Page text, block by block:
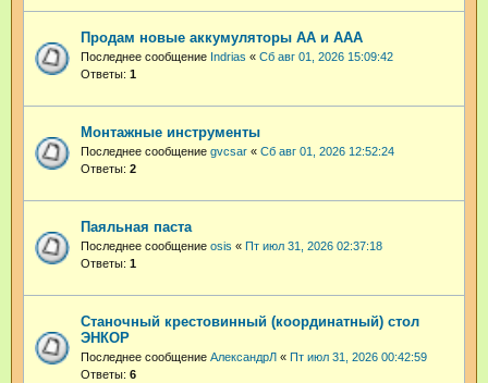
Продам новые аккумуляторы АА и ААА
Последнее сообщение Indrias « Сб авг 01, 2026 15:09:42
Ответы: 1
Монтажные инструменты
Последнее сообщение gvcsar « Сб авг 01, 2026 12:52:24
Ответы: 2
Паяльная паста
Последнее сообщение osis « Пт июл 31, 2026 02:37:18
Ответы: 1
Станочный крестовинный (координатный) стол
ЭНКОР
Последнее сообщение АлександрЛ « Пт июл 31, 2026 00:42:59
Ответы: 6